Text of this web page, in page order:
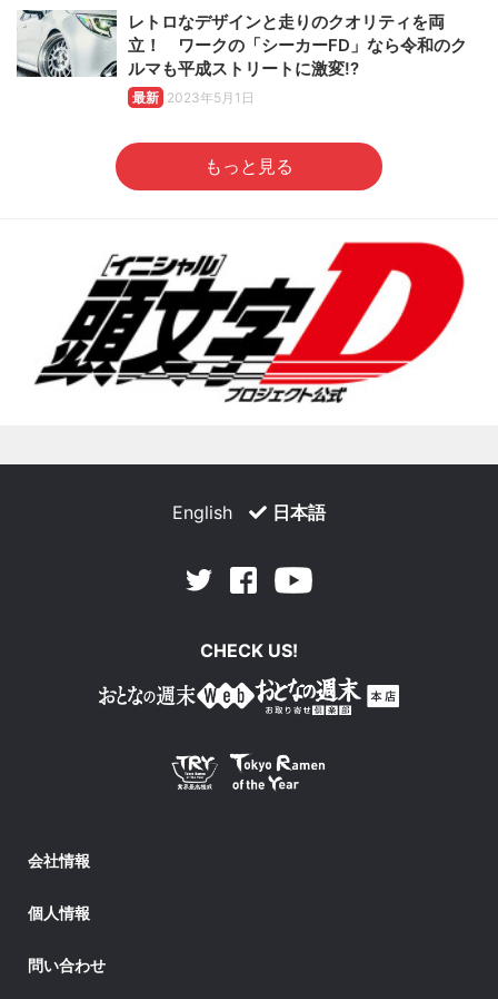
レトロなデザインと走りのクオリティを両
立！ ワークの「シーカーFD」なら令和のク
ルマも平成ストリートに激変!?
最新 2023年5月1日
もっと見る
English 日本語
Twitter Facebook
CHECK US!
会社情報
個人情報
問い合わせ